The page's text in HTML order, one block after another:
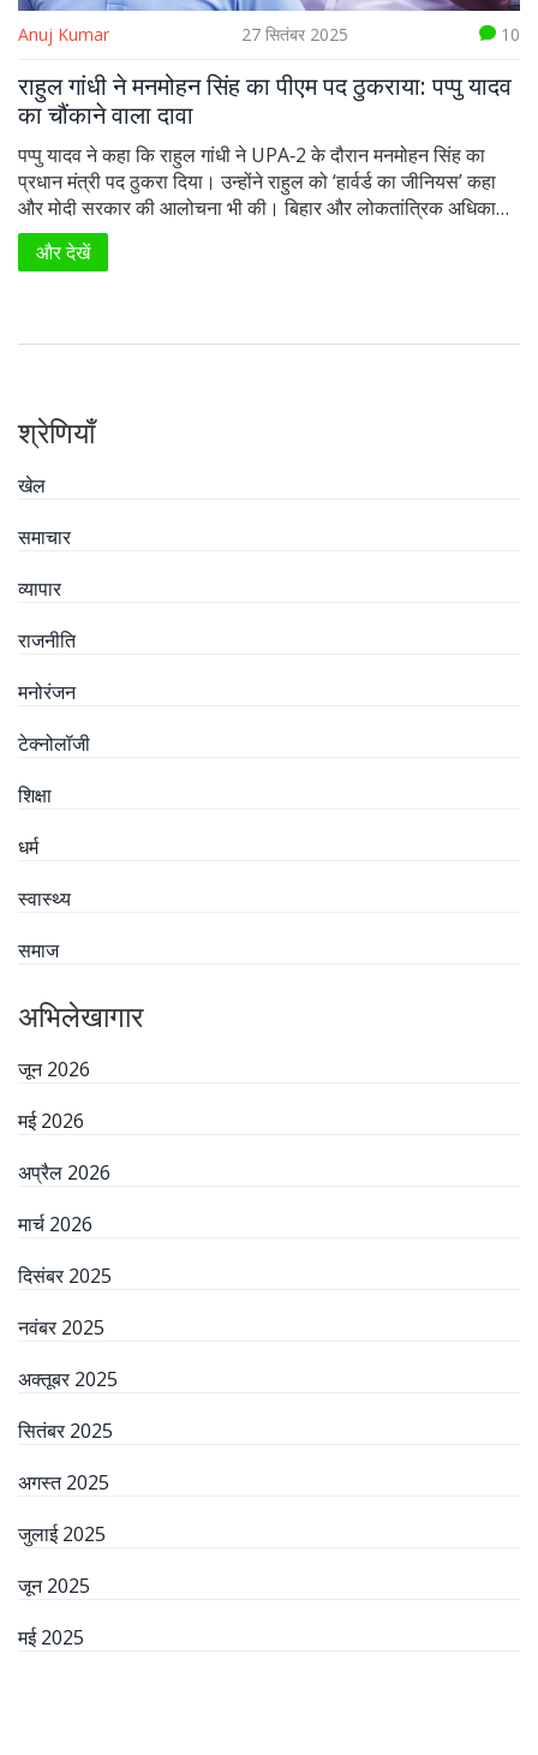
Anuj Kumar 27 सितंबर 2025 10
राहुल गांधी ने मनमोहन सिंह का पीएम पद ठुकराया: पप्पु यादव
का चौंकाने वाला दावा
पप्पु यादव ने कहा कि राहुल गांधी ने UPA‑2 के दौरान मनमोहन सिंह का
प्रधान मंत्री पद ठुकरा दिया। उन्होंने राहुल को ‘हार्वर्ड का जीनियस’ कहा
और मोदी सरकार की आलोचना भी की। बिहार और लोकतांत्रिक अधिकारों
की बातों को लेकर संसद की मौसमी सत्र से पहले चर्चा छिड़ी है।
और देखें
श्रेणियाँ
खेल
समाचार
व्यापार
राजनीति
मनोरंजन
टेक्नोलॉजी
शिक्षा
धर्म
स्वास्थ्य
समाज
अभिलेखागार
जून 2026
मई 2026
अप्रैल 2026
मार्च 2026
दिसंबर 2025
नवंबर 2025
अक्तूबर 2025
सितंबर 2025
अगस्त 2025
जुलाई 2025
जून 2025
मई 2025